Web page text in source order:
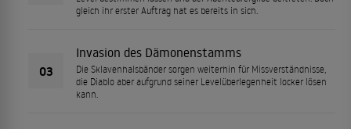
gleich ihr erster Auftrag hat es bereits in sich.
03
Invasion des Dämonenstamms
Die Sklavenhalsbänder sorgen weiterhin für Missverständnisse,
die Diablo aber aufgrund seiner Levelüberlegenheit locker lösen
kann.